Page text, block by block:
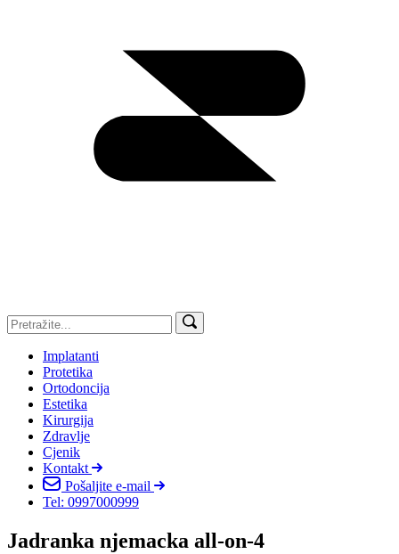
Implatanti
Protetika
Ortodoncija
Estetika
Kirurgija
Zdravlje
Cjenik
Kontakt
Pošaljite e-mail
Tel: 0997000999
Jadranka njemacka all-on-4